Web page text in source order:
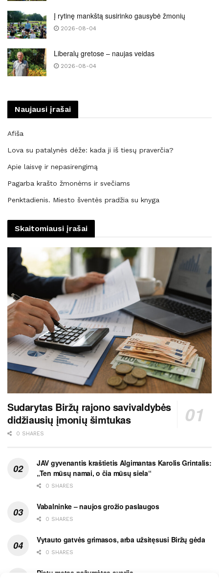
Į rytinę mankštą susirinko gausybė žmonių
2026-08-04
Liberalų gretose – naujas veidas
2026-08-04
Naujausi įrašai
Afiša
Lova su patalynės dėže: kada ji iš tiesų praverčia?
Apie laisvę ir nepasirengimą
Pagarba krašto žmonėms ir svečiams
Penktadienis. Miesto šventės pradžia su knyga
Skaitomiausi įrašai
Sudarytas Biržų rajono savivaldybės
didžiausių įmonių šimtukas
0 SHARES
JAV gyvenantis kraštietis Algimantas Karolis Grintalis:
„Ten mūsų namai, o čia mūsų siela“
0 SHARES
Vabalninke – naujos grožio paslaugos
0 SHARES
Vytauto gatvės grimasos, arba užsitęsusi Biržų gėda
0 SHARES
Pietų metas pažymėtas avarija